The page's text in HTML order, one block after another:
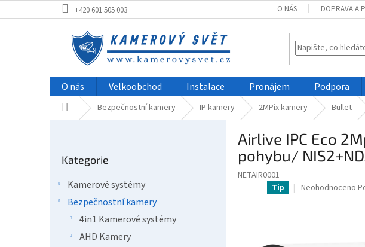
na
+420 601 505 003 O NÁS DOPRAVA A
O nás Velkoobchod Instalace Pronájem Podpora
Domů Bezpečnostní kamery IP kamery 2MPix kamery Bullet
kategorie
Kategorie
Kamerové systémy
Bezpečnostní kamery
4in1 Kamerové systémy
AHD Kamery
Airlive IPC Eco
pohybu/
NETAIR0001
Tip
Průměrné
Neohodnoceno